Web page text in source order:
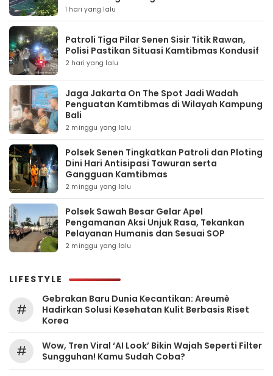
1 hari yang lalu
Patroli Tiga Pilar Senen Sisir Titik Rawan,
Polisi Pastikan Situasi Kamtibmas Kondusif
2 hari yang lalu
Jaga Jakarta On The Spot Jadi Wadah
Penguatan Kamtibmas di Wilayah Kampung
Bali
2 minggu yang lalu
Polsek Senen Tingkatkan Patroli dan Ploting
Dini Hari Antisipasi Tawuran serta
Gangguan Kamtibmas
2 minggu yang lalu
Polsek Sawah Besar Gelar Apel
Pengamanan Aksi Unjuk Rasa, Tekankan
Pelayanan Humanis dan Sesuai SOP
2 minggu yang lalu
LIFESTYLE
#
Gebrakan Baru Dunia Kecantikan: Areumè
Hadirkan Solusi Kesehatan Kulit Berbasis Riset
Korea
#
Wow, Tren Viral ‘AI Look’ Bikin Wajah Seperti Filter
Sungguhan! Kamu Sudah Coba?